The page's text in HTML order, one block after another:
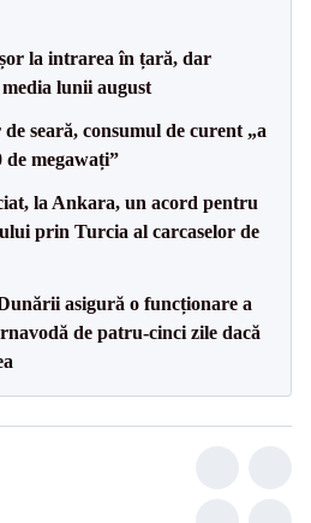
la intrarea în țară, dar
lunii august
seară, consumul de curent „a
de megawați”
la Ankara, un acord pentru
prin Turcia al carcaselor de
asigură o funcționare a
de patru-cinci zile dacă